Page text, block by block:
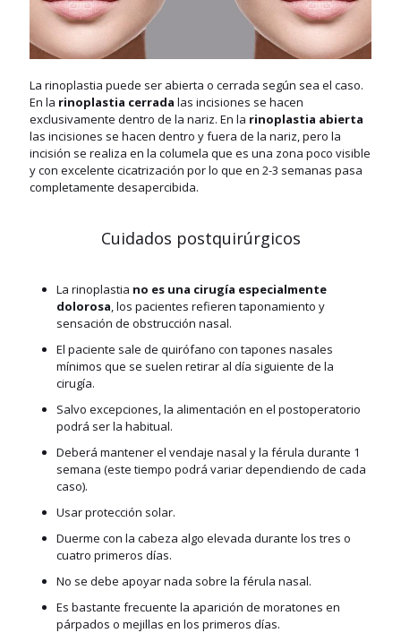
La rinoplastia puede ser abierta o cerrada según sea el caso.
En la rinoplastia cerrada las incisiones se hacen
exclusivamente dentro de la nariz. En la rinoplastia abierta
las incisiones se hacen dentro y fuera de la nariz, pero la
incisión se realiza en la columela que es una zona poco visible
y con excelente cicatrización por lo que en 2-3 semanas pasa
completamente desapercibida.
Cuidados postquirúrgicos
La rinoplastia no es una cirugía especialmente
dolorosa, los pacientes refieren taponamiento y
sensación de obstrucción nasal.
El paciente sale de quirófano con tapones nasales
mínimos que se suelen retirar al día siguiente de la
cirugía.
Salvo excepciones, la alimentación en el postoperatorio
podrá ser la habitual.
Deberá mantener el vendaje nasal y la férula durante 1
semana (este tiempo podrá variar dependiendo de cada
caso).
Usar protección solar.
Duerme con la cabeza algo elevada durante los tres o
cuatro primeros días.
No se debe apoyar nada sobre la férula nasal.
Es bastante frecuente la aparición de moratones en
párpados o mejillas en los primeros días.